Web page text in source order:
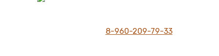
8-960-209-79-33